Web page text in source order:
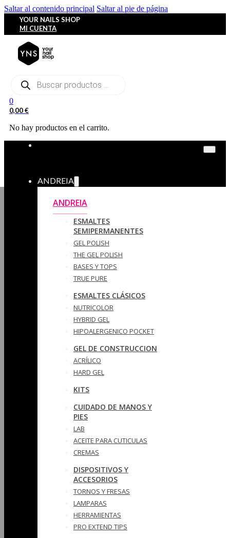
Saltar al contenido principal Saltar al pie de página
YOUR NAILS SHOP
MI CUENTA
Búsqueda
0
0,00€
No hay productos en el carrito.
ANDREIA
ANDREIA
ESMALTES
SEMIPERMANENTES
GEL POLISH
THE GEL POLISH
BASES Y‎ TOPS
TRUE PURE
ESMALTES CLÁSICOS
NUTRICOLOR
HYBRID GEL
HIPOALERGENICO POCKET
GEL DE CONSTRUCCION
ACRÍLICO
HARD GEL
KITS
CUIDADO DE MANOS Y
PIES
LAB
ACEITE PARA CUTICULAS
CREMAS
DISPOSITIVOS Y
ACCESORIOS
TORNOS Y FRESAS
LAMPARAS
HERRAMIENTAS
PRO EXTEND TIPS